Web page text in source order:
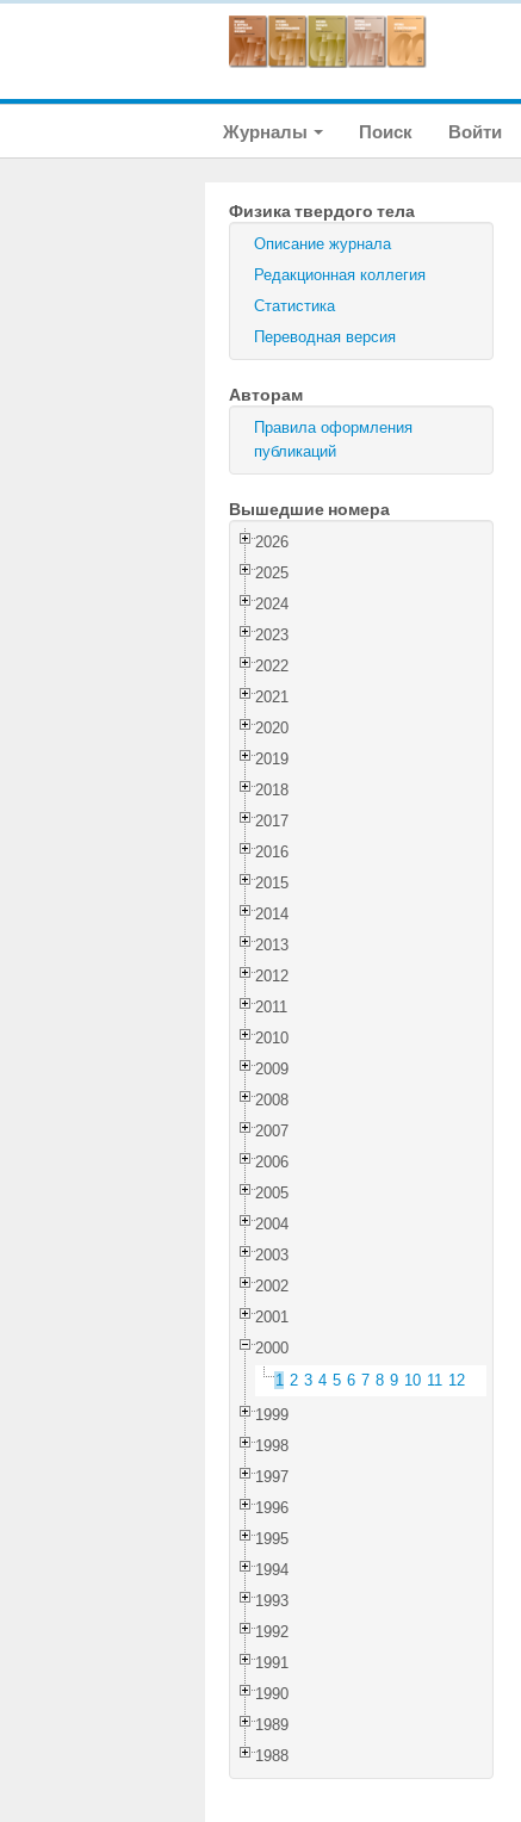
Журналы Поиск Войти
Физика твердого тела
Описание журнала
Редакционная коллегия
Статистика
Переводная версия
Авторам
Правила оформления
публикаций
Вышедшие номера
2026
2025
2024
2023
2022
2021
2020
2019
2018
2017
2016
2015
2014
2013
2012
2011
2010
2009
2008
2007
2006
2005
2004
2003
2002
2001
2000
1 2 3 4 5 6 7 8 9 10 11 12
1999
1998
1997
1996
1995
1994
1993
1992
1991
1990
1989
1988